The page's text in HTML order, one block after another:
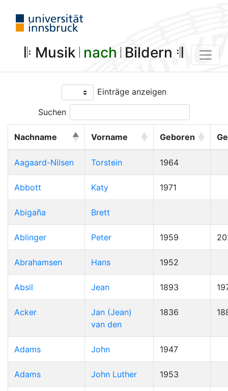
𝄆 Musik 𝄀 nach 𝄀 Bildern 𝄇
Einträge anzeigen
Suchen
Nachname Vorname Geboren
Aagaard-Nilsen Torstein 1964
Abbott Katy 1971
Abigaña Brett
Ablinger Peter 1959
Abrahamsen Hans 1952
Absil Jean 1893
Acker
Jan (Jean)
van den
1836
Adams John 1947
Adams John Luther 1953